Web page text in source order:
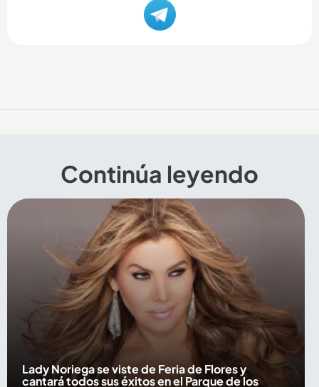
Continúa leyendo
Lady Noriega se viste de Feria de Flores y
cantará todos sus éxitos en el Parque de los